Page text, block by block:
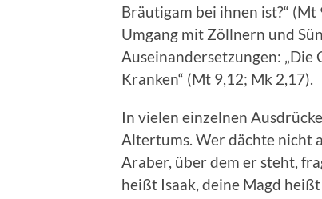
Bräutigam bei ihnen ist?“
Umgang mit Zöllnern und
Auseinandersetzungen: „Die
Kranken“ (Mt 9,12; Mk 2,17).
In vielen einzelnen
Altertums. Wer dächte nicht
Araber, über dem er steht,
heißt Isaak, deine Magd